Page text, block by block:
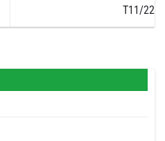
T11/22